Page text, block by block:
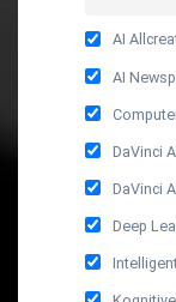
AI
AI
DaVinci
DaVinci
Deep